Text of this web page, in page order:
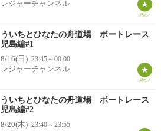
レジャーチャンネル
ういちとひなたの舟道場 ボートレース
児島編#1
8/16(日) 23:45～00:00
レジャーチャンネル
ういちとひなたの舟道場 ボートレース
児島編#2
8/20(木) 23:40～23:55